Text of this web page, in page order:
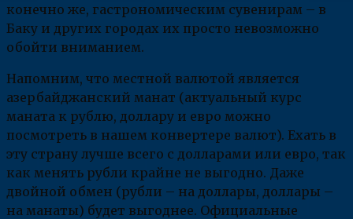
конечно же, гастрономическим сувенирам – в
Баку и других городах их просто невозможно
обойти вниманием.
Напомним, что местной валютой является
азербайджанский манат (актуальный курс
маната к рублю, доллару и евро можно
посмотреть в нашем конвертере валют). Ехать в
эту страну лучше всего с долларами или евро, так
как менять рубли крайне не выгодно. Даже
двойной обмен (рубли – на доллары, доллары –
на манаты) будет выгоднее. Официальные